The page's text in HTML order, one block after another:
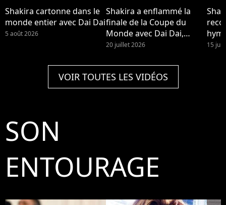
Shakira cartonne dans le
monde entier avec Dai Dai
5 août 2026
Shakira a enflammé la
finale de la Coupe du
Monde avec Dai Dai,
entourée d'enfants des
20 juillet 2026 15
VOIR TOUTES LES VIDÉOS
SON
ENTOURAGE